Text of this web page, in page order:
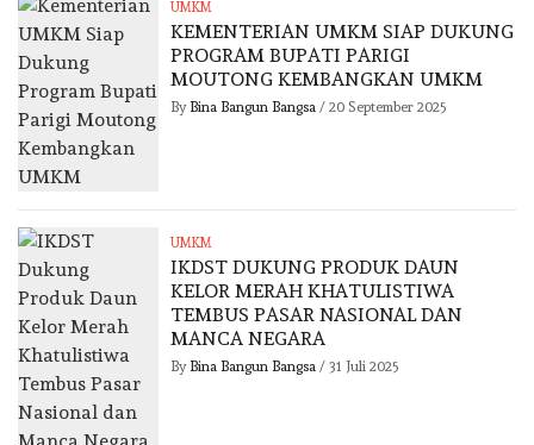
UMKM
KEMENTERIAN UMKM SIAP DUKUNG
PROGRAM BUPATI PARIGI
MOUTONG KEMBANGKAN UMKM
By Bina Bangun Bangsa/ 20 September 2025
UMKM
IKDST DUKUNG PRODUK DAUN
KELOR MERAH KHATULISTIWA
TEMBUS PASAR NASIONAL DAN
MANCA NEGARA
By Bina Bangun Bangsa/ 31 Juli 2025